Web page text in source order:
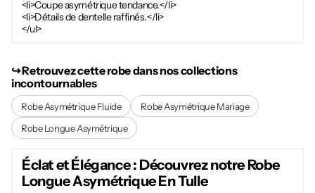
<li>Coupe asymétrique tendance.</li>
<li>Détails de dentelle raffinés.</li>
</ul>
↪︎ Retrouvez cette robe dans nos collections
incontournables
Robe Asymétrique Fluide
Robe Asymétrique Mariage
Robe Longue Asymétrique
Éclat et Élégance : Découvrez notre Robe
Longue Asymétrique En Tulle